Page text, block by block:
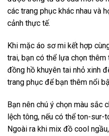
các trang phục khác nhau và
cảnh thực tế.
Khi mặc áo sơ mi kết hợp
trai, bạn có thể lựa chọn
đồng hồ khuyên tai nhỏ xinh
trang phục để bạn thêm nổi
Bạn nên chú ý chọn màu sắc
lệch tông, nếu có thể ton-
Ngoài ra khi mix đồ cool